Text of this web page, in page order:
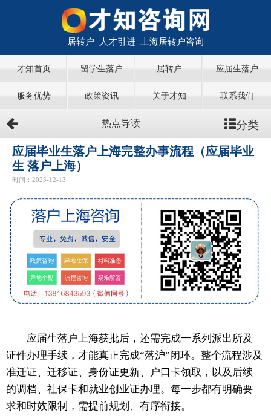
居转户 人才引进 上海居转户咨询
才知首页 留学生落户 居转户 应届生落户
服务优势 政策资讯 关于才知 联系我们
热点导读 分类
应届毕业生落户上海完整办事流程（应届毕业
生 落户上海）
时间：2025-12-13
应届生落户上海获批后，还需完成一系列派出所及
证件办理手续，才能真正完成“落沪”闭环。整个流程涉及
准迁证、迁移证、身份证更新、户口卡领取，以及后续
的调档、社保卡和就业创业证办理。每一步都有明确要
求和时效限制，需提前规划、有序衔接。